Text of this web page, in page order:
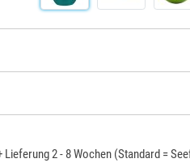
2 - 8 Wochen (Standard =